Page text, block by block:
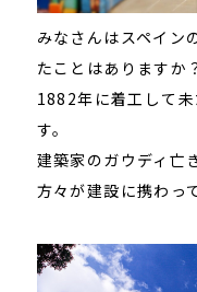
みなさんはスペイン
たことはありますか
1882年に着工して
す。
建築家のガウディ亡
方々が建設に携わっ